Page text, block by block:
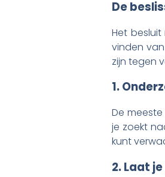
De
Het
vinden
zijn tegen
1.
De
je zoekt
kunt
2. Laat